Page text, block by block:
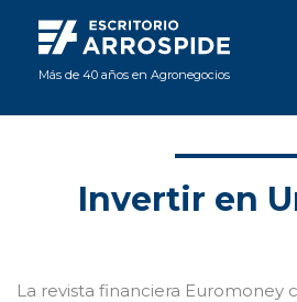
Más de 40 años en Agronegocios
Invertir en
La revista financiera Euromoney